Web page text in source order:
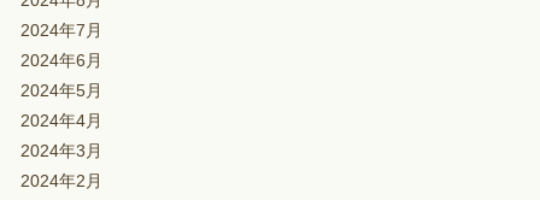
2024年7月
2024年6月
2024年5月
2024年4月
2024年3月
2024年2月